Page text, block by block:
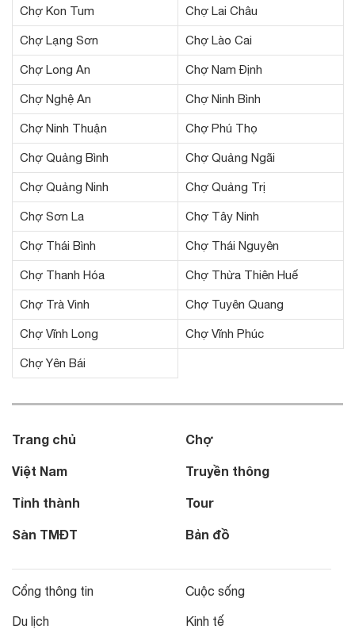
Chợ Kon Tum Chợ Lai Châu
Chợ Lạng Sơn Chợ Lào Cai
Chợ Long An Chợ Nam Định
Chợ Nghệ An Chợ Ninh Bình
Chợ Ninh Thuận Chợ Phú Thọ
Chợ Quảng Bình Chợ Quảng Ngãi
Chợ Quảng Ninh Chợ Quảng Trị
Chợ Sơn La Chợ Tây Ninh
Chợ Thái Bình Chợ Thái Nguyên
Chợ Thanh Hóa Chợ Thừa Thiên Huế
Chợ Trà Vinh Chợ Tuyên Quang
Chợ Vĩnh Long Chợ Vĩnh Phúc
Chợ Yên Bái
Trang chủ
Việt Nam
Tỉnh thành
Sàn TMĐT
Chợ
Truyền thông
Tour
Bản đồ
Cổng thông tin
Du lịch
Cuộc sống
Kinh tế